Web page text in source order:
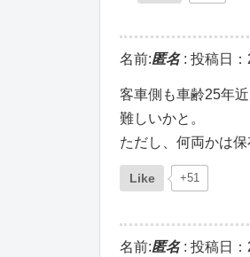
名前:匿名: 投稿日
客車側も車齢25年
難しいかと。
ただし、何両かは保
Like +51
名前:匿名: 投稿日